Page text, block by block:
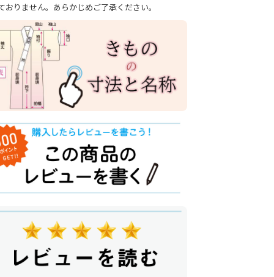
おりません。あらかじめご了承ください。